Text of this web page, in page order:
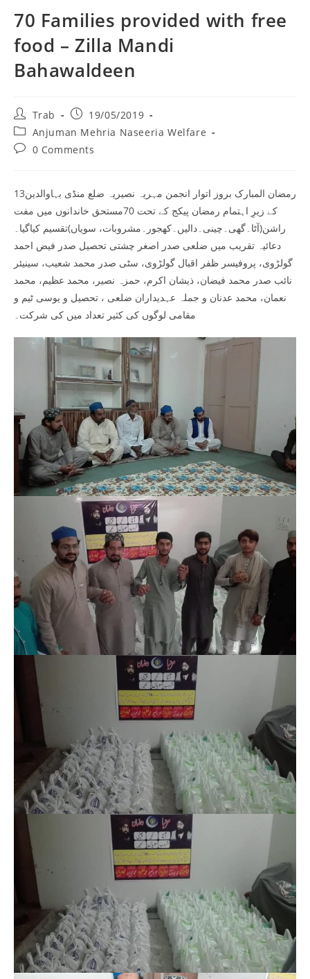
70 Families provided with free
food – Zilla Mandi
Bahawaldeen
Post
author:
Trab
Post
published:
19/05/2019
Post
category:
Anjuman Mehria Naseeria Welfare
Post0 Comments
13رمضان المبارک بروز اتوار انجمن مہریہ نصیریہ ضلع منڈی بہاوالدین
کے زیرِ اہتمام رمضان پیکج کے تحت 70مستحق خاندانوں میں مفت
راشن(آٹا۔گھی۔چینی۔دالیں۔کھجور۔مشروبات، سویاں)تقسیم کیاگیا۔
دعائیہ تقریب میں ضلعی صدر اصغر چشتی تحصیل صدر فیض احمد
گولڑوی، پروفیسر ظفر اقبال گولڑوی، سٹی صدر محمد شعیب، سینیئر
نائب صدر محمد فیضان، ذیشان اکرم، حمزہ نصیر، محمد عظیم، محمد
نعمان، محمد عدنان و جملہ عہدیداران ضلعی ، تحصیل و یوسی ٹیم و
مقامی لوگوں کی کثیر تعداد میں کی شرکت۔